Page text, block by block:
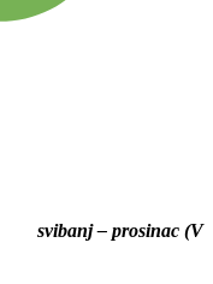
svibanj – prosinac (V